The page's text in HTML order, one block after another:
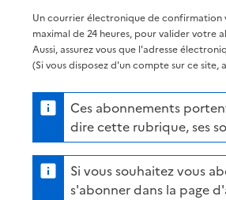
Un courrier électronique de confirmation
maximal de 24 heures, pour valider votre
Aussi, assurez vous que l'adresse
(Si vous disposez d'un compte sur ce
Ces abonnements
dire cette rubrique, ses
Si vous souhaitez vous
s'abonner dans la page